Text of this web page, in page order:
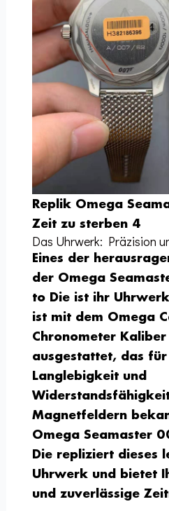
Replik Omega
Zeit zu sterben 4
Das Uhrwerk: Präzision
Eines der
der Omega
to Die ist ihr
ist mit dem Omega
Chronometer
ausgestattet, das für
Langlebigkeit und
Magnetfeldern
Omega Seamaster
Die repliziert dieses
Uhrwerk und bietet
und zuverlässige